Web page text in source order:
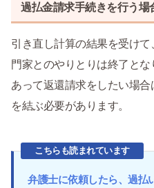
過払金請求手続きを行う場
引き直し計算の結果を受け
門家とのやりとりは終了と
あって返還請求をしたい場
を結ぶ必要があります。
こちらも読まれています
弁護士に依頼したら、過払